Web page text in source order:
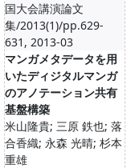
国大会講演論文
集/2013(1)/pp.629-
631, 2013-03
マンガメタデータを用
いたディジタルマンガ
のアノテーション共有
基盤構築
米山隆貴; 三原 鉄也; 落
合香織; 永森 光晴; 杉本
重雄